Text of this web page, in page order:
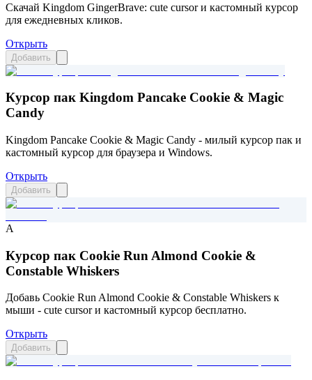
Скачай Kingdom GingerBrave: cute cursor и кастомный курсор
для ежедневных кликов.
Открыть
Добавить
Курсор пак Kingdom Pancake Cookie & Magic
Candy
Kingdom Pancake Cookie & Magic Candy - милый курсор пак и
кастомный курсор для браузера и Windows.
Открыть
Добавить
A
Курсор пак Cookie Run Almond Cookie &
Constable Whiskers
Добавь Cookie Run Almond Cookie & Constable Whiskers к
мыши - cute cursor и кастомный курсор бесплатно.
Открыть
Добавить